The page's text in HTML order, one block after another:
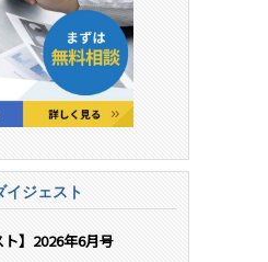
イジェスト
ト】2026年6月号